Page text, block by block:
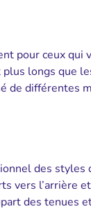
pour ceux
longs que
différentes
des
vers l’arrière
des tenues